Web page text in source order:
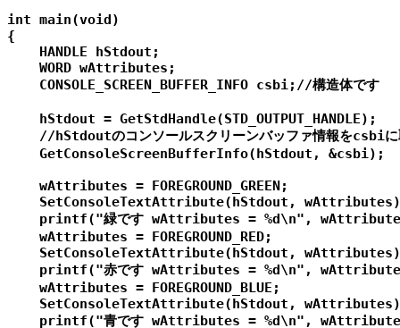
int main(void)
{
    HANDLE hStdout;
    WORD wAttributes;
    CONSOLE_SCREEN_BUFFER_INFO csbi;//構造体です
    hStdout = GetStdHandle(STD_OUTPUT_HANDLE);
//hStdoutのコンソールスクリーンバッファ情報をcsbiに
    GetConsoleScreenBufferInfo(hStdout, &csbi);
    wAttributes = FOREGROUND_GREEN;
SetConsoleTextAttribute(hStdout,
printf("緑です wAttributes = %d\n",
    wAttributes = FOREGROUND_RED;
SetConsoleTextAttribute(hStdout,
printf("赤です wAttributes = %d\n",
    wAttributes = FOREGROUND_BLUE;
SetConsoleTextAttribute(hStdout,
printf("青です wAttributes = %d\n",